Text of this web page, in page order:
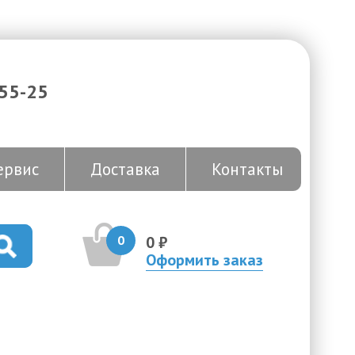
25
Доставка Контакты
0
0 ₽
Оформить заказ